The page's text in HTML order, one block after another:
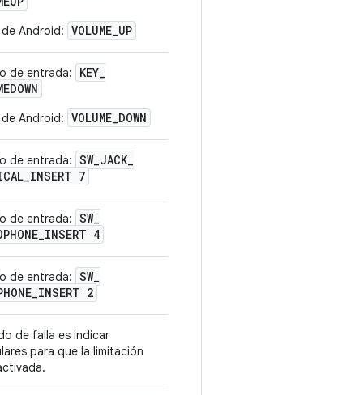
Android: VOLUME_UP
de entrada: KEY_
Android: VOLUME_DOWN
de entrada: SW_JACK_
_INSERT 7
de entrada: SW_
_INSERT 4
de entrada: SW_
_INSERT 2
de falla es indicar
para que la limitación